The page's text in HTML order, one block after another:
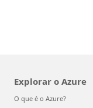
Explorar o Azure
O que é o Azure?